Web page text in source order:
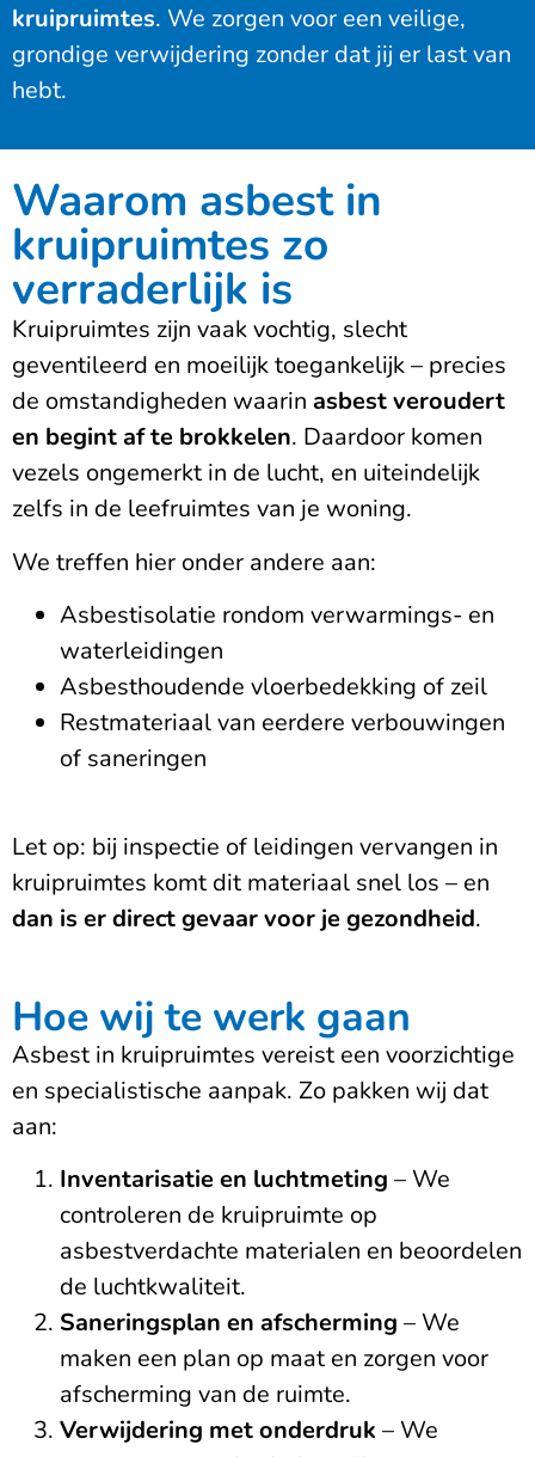
kruipruimtes. We zorgen voor een veilige,
grondige verwijdering zonder dat jij er last van
hebt.
Waarom asbest in
kruipruimtes zo
verraderlijk is
Kruipruimtes zijn vaak vochtig, slecht
geventileerd en moeilijk toegankelijk – precies
de omstandigheden waarin asbest veroudert
en begint af te brokkelen. Daardoor komen
vezels ongemerkt in de lucht, en uiteindelijk
zelfs in de leefruimtes van je woning.
We treffen hier onder andere aan:
Asbestisolatie rondom verwarmings- en
waterleidingen
Asbesthoudende vloerbedekking of zeil
Restmateriaal van eerdere verbouwingen
of saneringen
Let op: bij inspectie of leidingen vervangen in
kruipruimtes komt dit materiaal snel los – en
dan is er direct gevaar voor je gezondheid.
Hoe wij te werk gaan
Asbest in kruipruimtes vereist een voorzichtige
en specialistische aanpak. Zo pakken wij dat
aan:
Inventarisatie en luchtmeting – We
controleren de kruipruimte op
asbestverdachte materialen en beoordelen
de luchtkwaliteit.
Saneringsplan en afscherming – We
maken een plan op maat en zorgen voor
afscherming van de ruimte.
Verwijdering met onderdruk – We